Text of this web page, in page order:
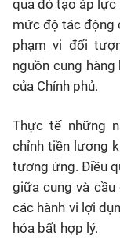
qua đó tạo áp lực
mức độ tác động
phạm vi đối
nguồn cung
của Chính phủ.
Thực tế những
chỉnh tiền lương
tương ứng. Điều
giữa cung và cầu
các hành vi lợi
hóa bất hợp lý.